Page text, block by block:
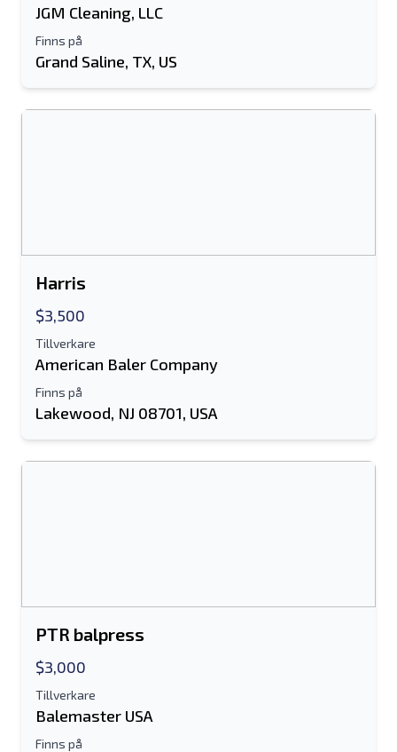
Send a Message
Fullständiga namn
E-postadress
JGM Cleaning, LLC
Finns på
Grand Saline, TX, US
Harris
$3,500
Tillverkare
American Baler Company
Finns på
Lakewood, NJ 08701, USA
PTR balpress
$3,000
Tillverkare
Balemaster USA
Finns på
Textlista till mobil enhet
Ditt fullständiga namn